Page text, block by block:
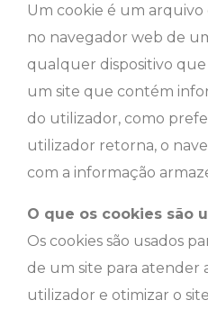
Um cookie é um
no navegador web de
qualquer dispositivo que
um site que contém
do utilizador, como
utilizador retorna, o
com a informação
O que os cookies são
Os cookies são usados
de um site para atender
utilizador e otimizar o